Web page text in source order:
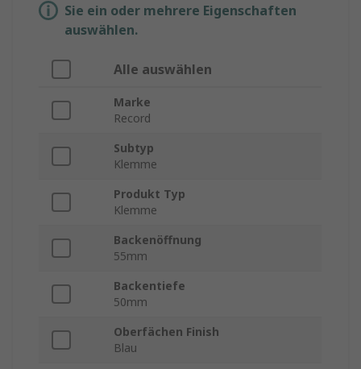
Sie ein oder mehrere Eigenschaften
auswählen.
Alle auswählen
Marke
Record
Subtyp
Klemme
Produkt Typ
Klemme
Backenöffnung
55mm
Backentiefe
50mm
Oberfächen Finish
Blau